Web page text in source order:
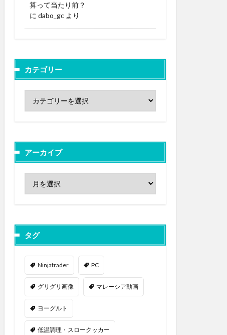
算って当たり前？
に dabo_gc より
カテゴリー
アーカイブ
タグ
Ninjatrader PC
グリグリ画像 マレーシア動画
ヨーグルト
低温調理・スロークッカー